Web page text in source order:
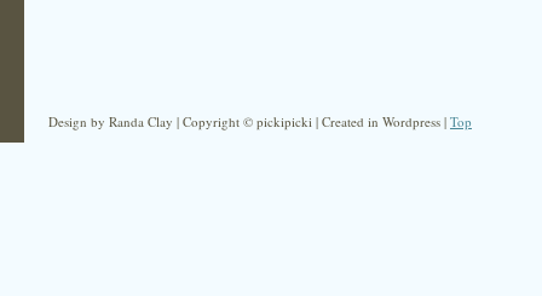
Design by Randa Clay | Copyright © pickipicki | Created in Wordpress | Top